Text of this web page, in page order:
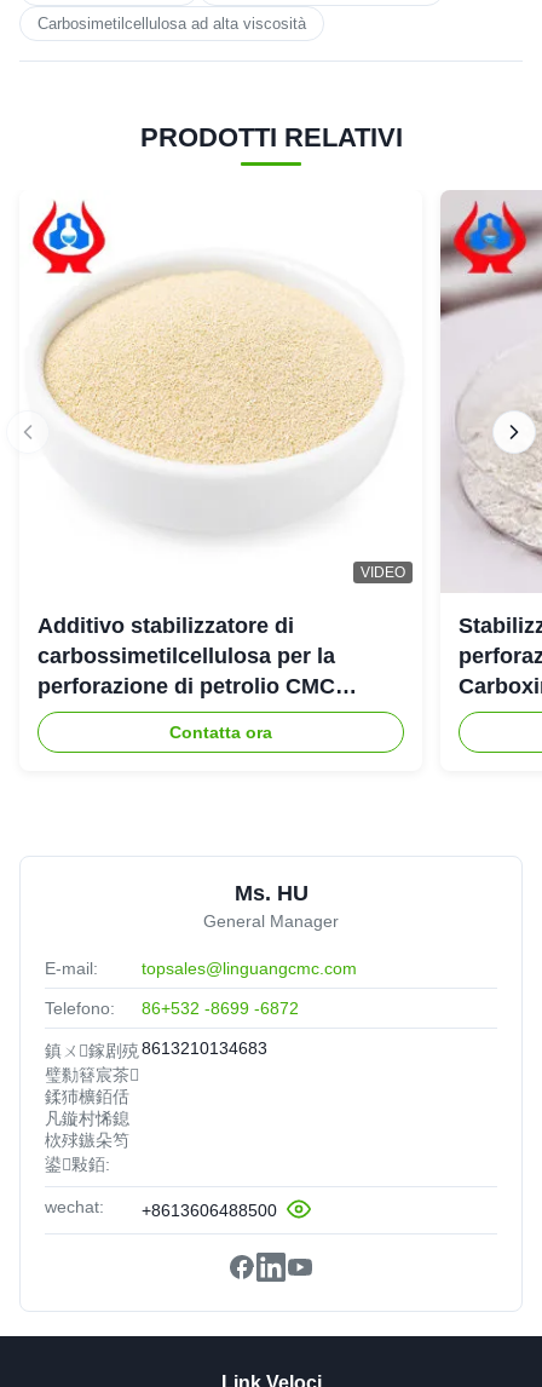
Carbosimetilcellulosa ad alta viscosità
PRODOTTI RELATIVI
VIDEO
Additivo stabilizzatore di
carbossimetilcellulosa per la
perforazione di petrolio CMC
industriale
Contatta ora
Ms. HU
General Manager
E-mail: topsales@linguangcmc.com
Telefono: 86+532 -8699 -6872
鎮ㄨ鎵剧殑
璧勬簮宸茶
鍒犻櫎銆佸
凡鏇村悕鎴
栨殏鏃朵笉
鍙敤銆:
8613210134683
wechat: +8613606488500